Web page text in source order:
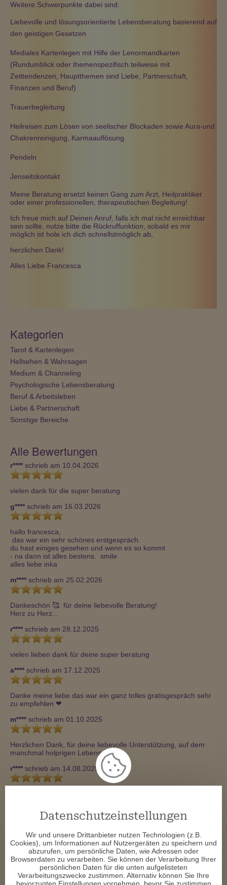
Weitere Schwerpunkte dabei sind:
Liebevolle und lösungsorientierte Lebensberatung basierend auf
den geistigen Gesetzen
Mediales Kartenlegen mit Hilfe der Lenormandkarten
(Rundumblick oder themenspezifisch.teilweise mit
Zeittendenzen, Hauptthemen sind Liebe, Partnerschaft,
Finanzen und Beruf)
Trauerbegleitung
Heilreisen zum Lösen von seelischer Blockaden sowie Aura-und
Chakrenreinigung, Karmaauflösung
Pendeln
Jenseitskontakt
Meine Beratung ersetzt keinen Gang zum Arzt, Heilpraktiker
oder einer professionellen, therapeutischen Begleitung!
Ich freue mich auf Deinen Anruf, falls ich mal nicht erreichbar
sein sollte, nutze bitte die Rückruffunktion, sobald es mir
möglich ist hole ich dich schnellstmöglich ab,
herzlichen Dank!
Alles Liebe Francesca
Kategorien
Tarot & Kartenlegen
Hellsehen & Wahrsagen
Medium & Channeling
Psychologische Lebensberatung
Beruf & Arbeitsleben
Liebe & Partnerschaft
Sonstige Bereiche
Alle Bewertungen
r**** schrieb am 10.04.2026
vielen dank für die super beratung
g**** schrieb am 16.03.2026
hallo francesca,
du hast einiges gesehen und wenn es so kommt
- na dann ist alles bestens.  smile
alles liebe inka
m**** schrieb am 25.02.2026
Dankeschön 🥰  für deine liebevolle Beratung!
Herz zu Herz...
r**** schrieb am 28.12.2025
vielen lieben dank für deine super beratung
a**** schrieb am 17.12.2025
Danke meine liebe das war ein ganz tolles gratisgespräch sehr
zu empfehlen ❤ ️
m**** schrieb am 01.10.2025
Herzlichen Dank, für deine liebevolle Unterstützung, auf dem
manchmal holprigen Lebensweg 🙏
r**** schrieb am 14.08.2025
schrieb am 28.04.2025
Vielen lieben Dank ❤ ️😘
schrieb am 08.03.2025
Soviel Infos, tolles Zufallsgespräch, Dankeschön
Datenschutzeinstellungen
Wir und unsere Drittanbieter nutzen Technologien (z.B.
Cookies), um Informationen auf Nutzergeräten zu speichern und
abzurufen, um persönliche Daten, wie Adressen oder
Browserdaten zu verarbeiten. Sie können der Verarbeitung Ihrer
persönlichen Daten für die unten aufgelisteten
Verarbeitungszwecke zustimmen. Alternativ können Sie Ihre